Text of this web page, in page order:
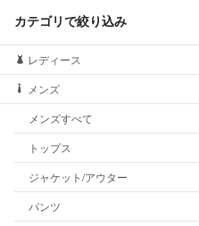
カテゴリで絞り込み
レディース
メンズ
メンズすべて
トップス
ジャケット/アウター
パンツ